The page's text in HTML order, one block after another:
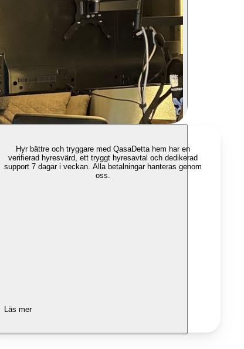
Hyr bättre och tryggare med QasaDetta hem har en
verifierad hyresvärd, ett tryggt hyresavtal och dedikerad
support 7 dagar i veckan. Alla betalningar hanteras genom
oss.
Läs mer